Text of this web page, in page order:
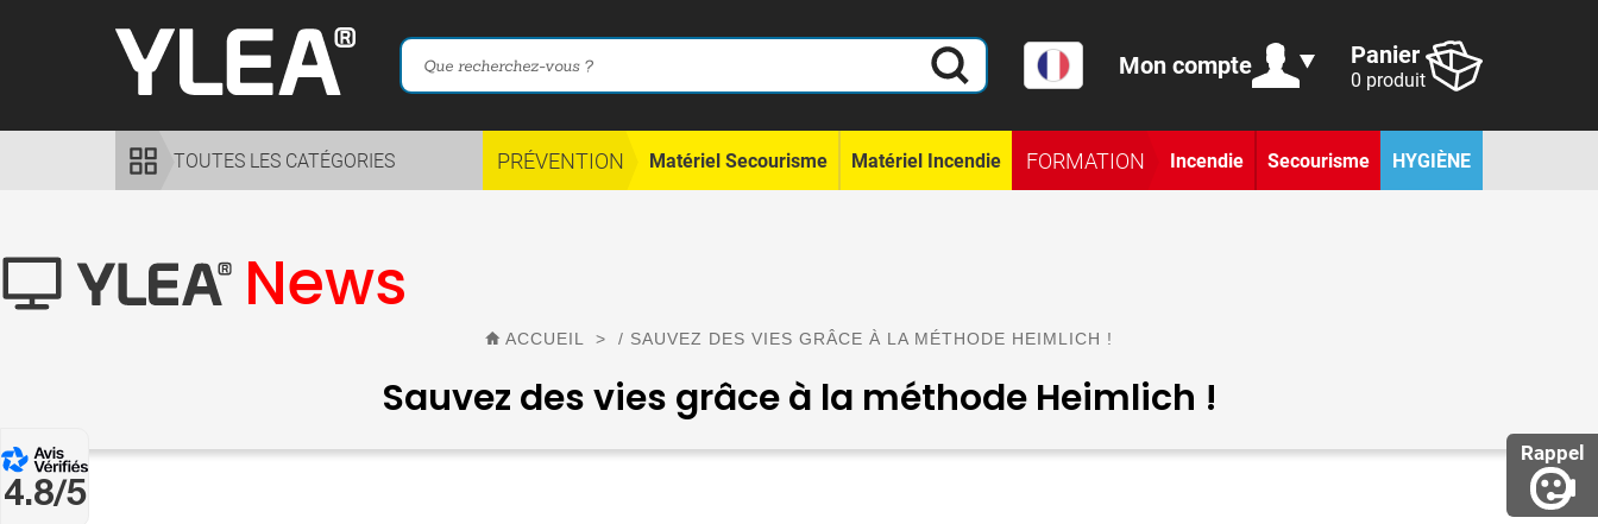
Rappel
4.8/5
Mon compte Panier
0 produit
TOUTES LES CATÉGORIES PRÉVENTION Matériel Secourisme Matériel Incendie FORMATION Incendie Secourisme HYGIÈNE
News
ACCUEIL > / SAUVEZ DES VIES GRÂCE À LA MÉTHODE HEIMLICH !
Sauvez des vies grâce à la méthode Heimlich !